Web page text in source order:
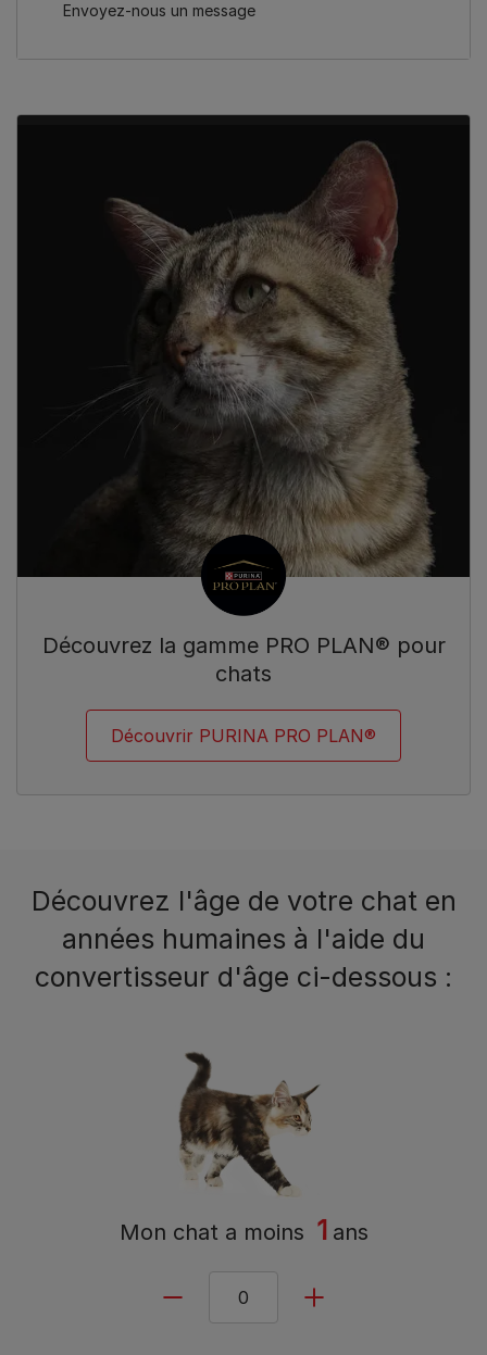
Envoyez-nous un message
Découvrez la gamme PRO PLAN® pour
chats
Découvrir PURINA PRO PLAN®
Découvrez l'âge de votre chat en
années humaines à l'aide du
convertisseur d'âge ci-dessous :
Mon chat a moins 1 ans